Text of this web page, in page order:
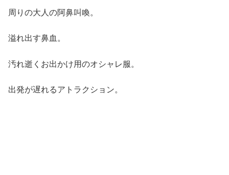
周りの大人の阿鼻叫喚。
溢れ出す鼻血。
汚れ逝くお出かけ用のオシャレ服。
出発が遅れるアトラクション。